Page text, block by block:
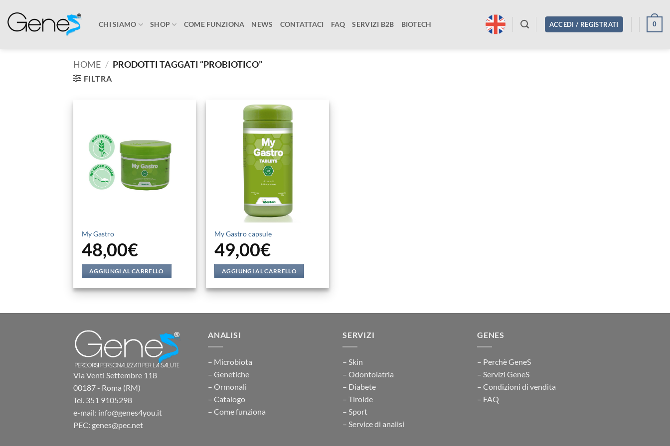
contenuti
CHI SIAMO SHOP COME FUNZIONA NEWS CONTATTACI FAQ SERVIZI B2B BIOTECH ACCEDI / REGISTRATI 0
HOME / PRODOTTI TAGGATI “PROBIOTICO”
FILTRA
My Gastro
48,00€
AGGIUNGI AL CARRELLO
My Gastro capsule
49,00€
AGGIUNGI AL CARRELLO
Via Venti Settembre 118
00187 - Roma (RM)
Tel. 351 9105298
e-mail: info@genes4you.it
PEC: genes@pec.net
ANALISI
– Microbiota
– Genetiche
– Ormonali
– Catalogo
– Come funziona
SERVIZI
– Skin
– Odontoiatria
– Diabete
– Tiroide
– Sport
– Service di analisi
GENES
– Perchè GeneS
– Servizi GeneS
– Condizioni di vendita
– FAQ